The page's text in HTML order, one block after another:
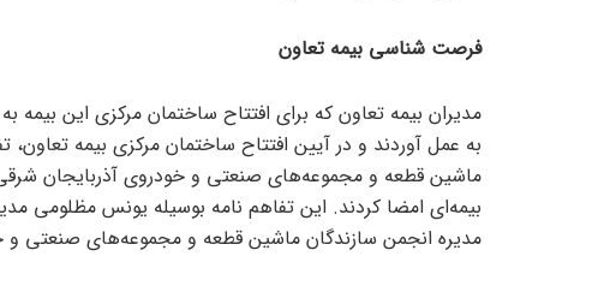
فرصت شناسی بیمه تعاون
مدیران بیمه تعاون که برای افتتاح ساختمان مرکزی این بیمه
به عمل آوردند و در آیین افتتاح ساختمان مرکزی بیمه
ماشین قطعه و مجموعه‌های صنعتی و خودروی آذربایجان
بیمه‌ای امضا کردند. این تفاهم نامه بوسیله یونس مظلومی
مدیره انجمن سازندگان ماشین قطعه و مجموعه‌های صنعتی و